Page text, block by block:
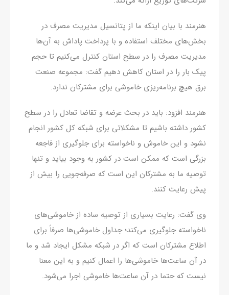
هنرمند با بیان اینکه ما از پتانسیل مدیریت مصرف در
بخش‌های مختلف استفاده و با پرداخت پاداش به آن‌ها
مدیریت مصرف را در سطح استان کنترل می‌کنیم تا حجم
پیک بار را در استان کاهش دهیم گفت: مجموعه صنعت
برق هیچ برنامه‌ریزی خاموشی برای مشترکان ندارد.
هنرمند افزود: باید در بحث عرضه و تقاضا تعادل را در سطح
کشور داشته باشیم تا مشکلاتی برای شبکه کل کشور انجام
نشود و این خاموش و ناخواسته برای جلوگیری از فاجعه
بزرگی است که ممکن است در کشور به وجود بیاید و تنها
توصیه ما به مشترکان این است که صرفه‌جویی را بیش از
پیش رعایت کنند.
وی گفت: رعایت بسیاری از توصیه ساده از خاموشی‌های
ناخواسته جلوگیری می‌کند؛ جداول خاموشی‌ها صرفاً برای
اطلاع مشترکان است که اگر در شبکه مشکل ایجاد شد و ما
در آن ساعت‌ها خاموشی‌ها را اعمال کنیم و به این معنا
نیست که حتما در آن ساعت‌ها خاموشی‌ اجرا می‌شود.